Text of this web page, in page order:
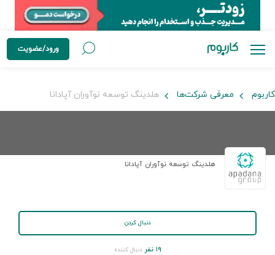
ورود/عضویت
کاربوم معرفی شرکت‌ها هلدینگ توسعه نوآوران آپادانا
هلدینگ توسعه نوآوران آپادانا
دنبال کردن
۱۹ نفر دنبال کننده